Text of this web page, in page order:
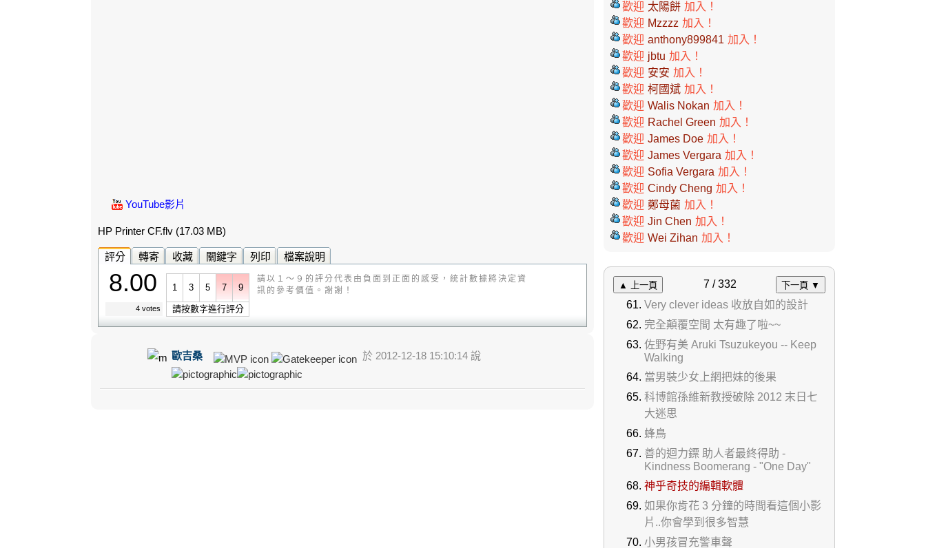
YouTube影片
HP Printer CF.flv (17.03 MB)
評分 轉寄 收藏 關鍵字 列印 檔案說明
8.00
4 votes
1 3 5 7 9
請按數字進行評分
請以１～９的評分代表由負面到正面的感受，統計數據將決定資
訊的參考價值。謝謝！
歐吉桑 於 2012-12-18 15:10:14 說
歡迎 太陽餅 加入！
歡迎 Mzzzz 加入！
歡迎 anthony899841 加入！
歡迎 jbtu 加入！
歡迎 安安 加入！
歡迎 柯國斌 加入！
歡迎 Walis Nokan 加入！
歡迎 Rachel Green 加入！
歡迎 James Doe 加入！
歡迎 James Vergara 加入！
歡迎 Sofia Vergara 加入！
歡迎 Cindy Cheng 加入！
歡迎 鄭母菌 加入！
歡迎 Jin Chen 加入！
歡迎 Wei Zihan 加入！
▲ 上一頁 7 / 332 下一頁 ▼
Very clever ideas 收放自如的設計
完全顛覆空間 太有趣了啦~~
佐野有美 Aruki Tsuzukeyou -- Keep
Walking
當男裝少女上網把妹的後果
科博館孫維新教授破除 2012 末日七
大迷思
蜂鳥
善的迴力鏢 助人者最終得助 -
Kindness Boomerang - "One Day"
神乎奇技的編輯軟體
如果你肯花 3 分鐘的時間看這個小影
片..你會學到很多智慧
小男孩冒充警車聲